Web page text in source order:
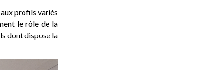
profils variés
le rôle de la
dont dispose la